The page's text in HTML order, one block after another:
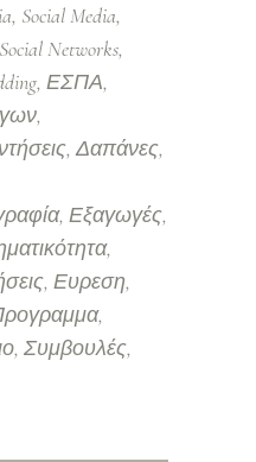
Social Media
Social Networks
ΕΣΠΑ
Δαπάνες
Εξαγωγές
Ευρεση
Συμβουλές